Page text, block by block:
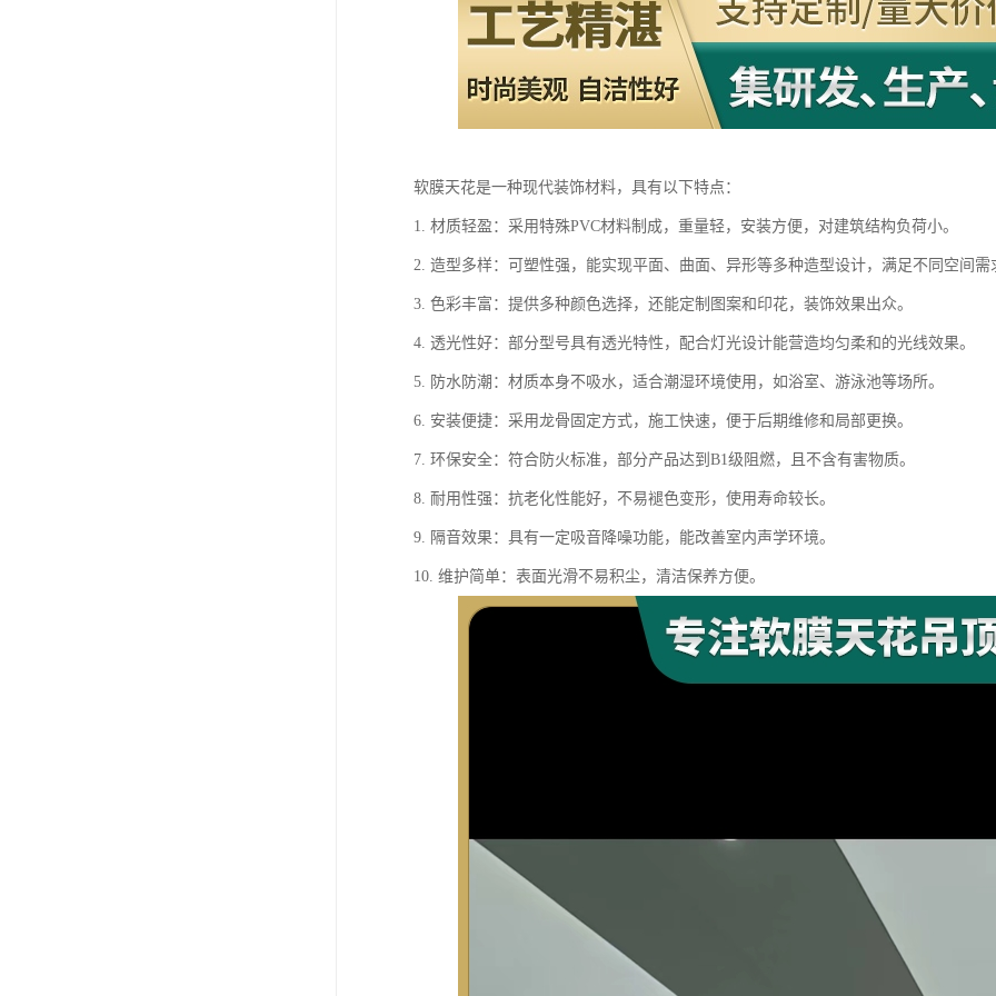
软膜天花是一种现代装饰材料，具有以下特点：
1. 材质轻盈：采用特殊PVC材料制成，重量轻，安装方便，对建筑结构负荷小。
2. 造型多样：可塑性强，能实现平面、曲面、异形等多种造型设计，满足不同空间需
3. 色彩丰富：提供多种颜色选择，还能定制图案和印花，装饰效果出众。
4. 透光性好：部分型号具有透光特性，配合灯光设计能营造均匀柔和的光线效果。
5. 防水防潮：材质本身不吸水，适合潮湿环境使用，如浴室、游泳池等场所。
6. 安装便捷：采用龙骨固定方式，施工快速，便于后期维修和局部更换。
7. 环保安全：符合防火标准，部分产品达到B1级阻燃，且不含有害物质。
8. 耐用性强：抗老化性能好，不易褪色变形，使用寿命较长。
9. 隔音效果：具有一定吸音降噪功能，能改善室内声学环境。
10. 维护简单：表面光滑不易积尘，清洁保养方便。